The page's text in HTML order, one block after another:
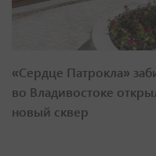
«Сердце Патрокла»
во Владивостоке
новый сквер